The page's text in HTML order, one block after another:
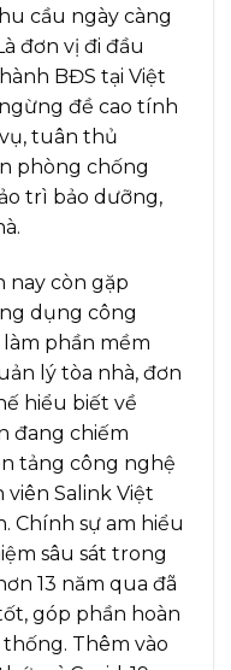
cầu ngày càng
đơn vị đi đầu
BĐS tại Việt
đề cao tính
tuân thủ
phòng chống
trì bảo dưỡng,
nay còn gặp
dụng công
phần mềm
lý tòa nhà, đơn
hiểu biết về
đang chiếm
tảng công nghệ
Salink Việt
Chính sự am hiểu
sâu sát trong
13 năm qua đã
góp phần hoàn
Thêm vào